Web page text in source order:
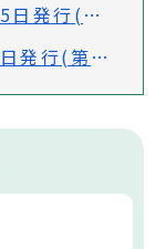
第157号)
(第156号)